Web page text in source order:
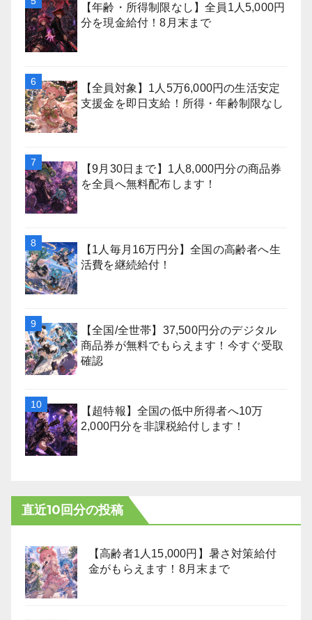
【年齢・所得制限なし】全員1人5,000円
分を現金給付！8月末まで
【全員対象】1人5万6,000円の生活安定
支援金を即日支給！所得・年齢制限なし
【9月30日まで】1人8,000円分の商品券
を全員へ無料配布します！
【1人毎月16万円分】全国の高齢者へ生
活費を継続給付！
【全国/全世帯】37,500円分のデジタル
商品券が無料でもらえます！今すぐ受取
確認
【超特報】全国の低中所得者へ10万
2,000円分を非課税給付します！
直近10回分の投稿
【高齢者1人15,000円】暑さ対策給付
金がもらえます！8月末まで